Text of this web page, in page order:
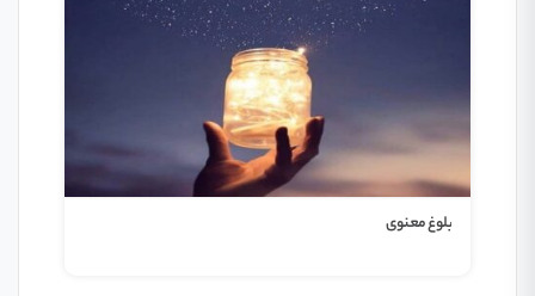
بلوغ معنوی